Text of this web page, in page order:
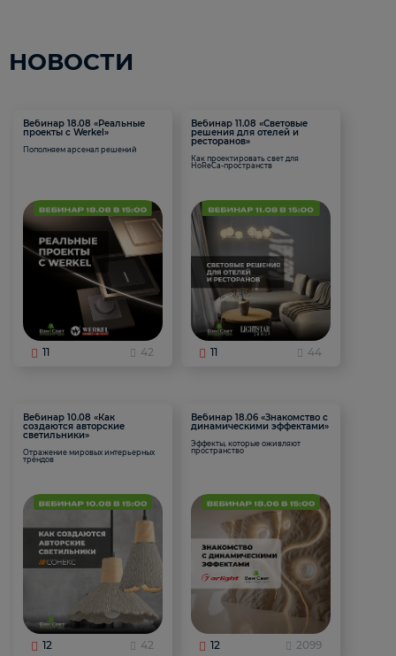
НОВОСТИ
Вебинар 18.08 «Реальные
проекты с Werkel»
Пополняем арсенал решений
11 42
Вебинар 11.08 «Световые
решения для отелей и
ресторанов»
Как проектировать свет для
HoReCa-пространств
11 44
Вебинар 10.08 «Как
создаются авторские
светильники»
Отражение мировых интерьерных
трендов
12 42
Вебинар 18.06 «Знакомство с
динамическими эффектами»
Эффекты, которые оживляют
пространство
12 2099